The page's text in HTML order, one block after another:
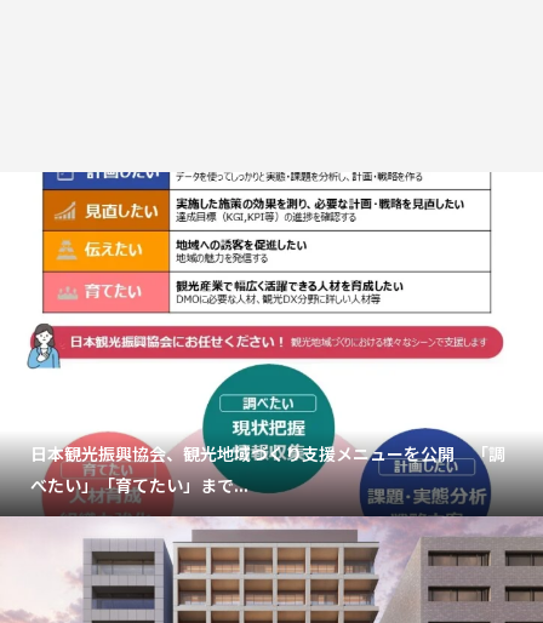
日本観光振興協会、観光地域づくり支援メニューを公開 「調
べたい」「育てたい」まで...